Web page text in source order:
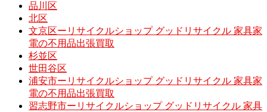
品川区
北区
文京区ーリサイクルショップ グッドリサイクル 家具家
電の不用品出張買取
杉並区
世田谷区
浦安市ーリサイクルショップ グッドリサイクル 家具家
電の不用品出張買取
習志野市ーリサイクルショップ グッドリサイクル 家具